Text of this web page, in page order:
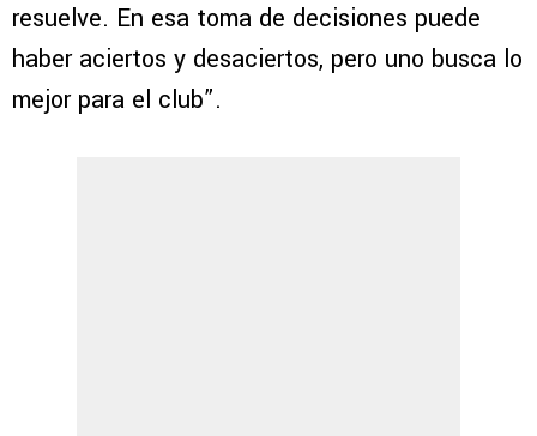
resuelve. En esa toma de decisiones puede
haber aciertos y desaciertos, pero uno busca lo
mejor para el club”.